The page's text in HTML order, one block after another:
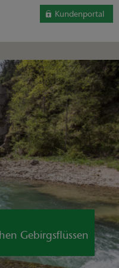
Kundenportal
Gebirgsflüssen